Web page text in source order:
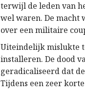
terwijl de leden van
wel waren. De macht
over een militaire
Uiteindelijk mislukte
installeren. De dood
geradicaliseerd dat
Tijdens een zeer